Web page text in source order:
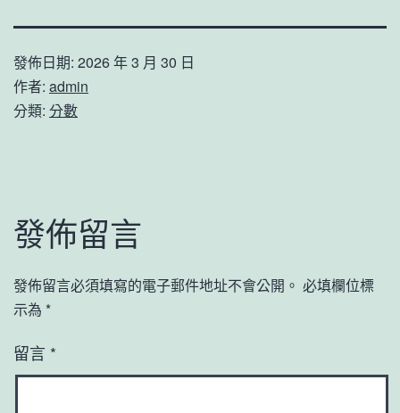
發佈日期: 2026 年 3 月 30 日
作者: admin
分類: 分數
發佈留言
發佈留言必須填寫的電子郵件地址不會公開。 必填欄位標
示為 *
留言 *